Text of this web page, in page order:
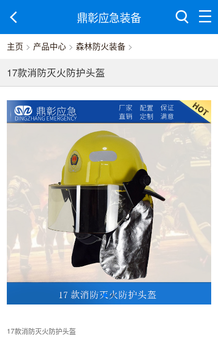
鼎彰应急装备
主页 > 产品中心 > 森林防火装备 >
17款消防灭火防护头盔
17款消防灭火防护头盔